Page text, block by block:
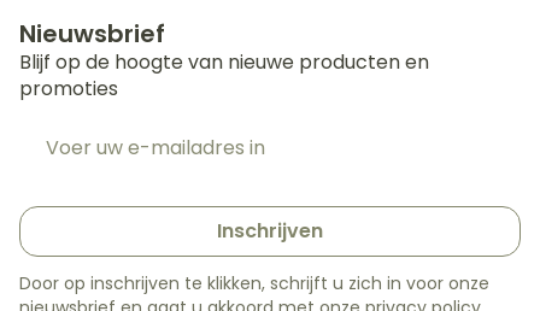
Nieuwsbrief
Blijf op de hoogte van nieuwe producten en
promoties
Inschrijven
Door op inschrijven te klikken, schrijft u zich in voor onze